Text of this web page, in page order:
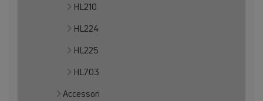
HL210
HL224
HL225
HL703
Accessori